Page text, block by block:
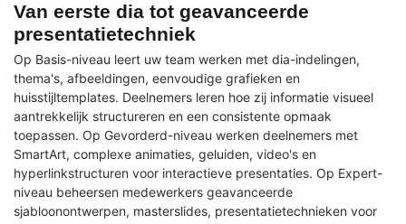
Van eerste dia tot geavanceerde
presentatietechniek
Op Basis-niveau leert uw team werken met dia-indelingen,
thema's, afbeeldingen, eenvoudige grafieken en
huisstijltemplates. Deelnemers leren hoe zij informatie visueel
aantrekkelijk structureren en een consistente opmaak
toepassen. Op Gevorderd-niveau werken deelnemers met
SmartArt, complexe animaties, geluiden, video's en
hyperlinkstructuren voor interactieve presentaties. Op Expert-
niveau beheersen medewerkers geavanceerde
sjabloonontwerpen, masterslides, presentatietechnieken voor